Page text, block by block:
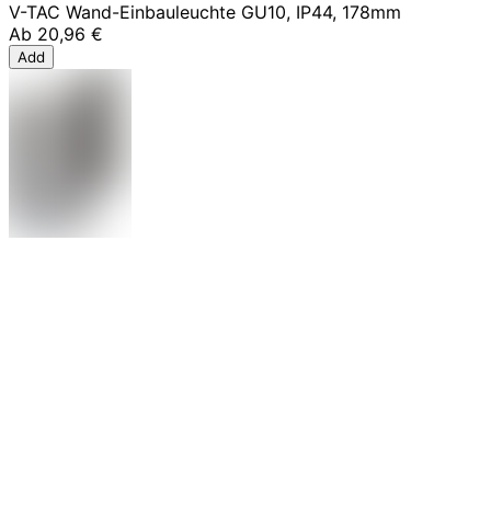
V-TAC Wand-Einbauleuchte GU10, IP44, 178mm
Ab 20,96 €
Add